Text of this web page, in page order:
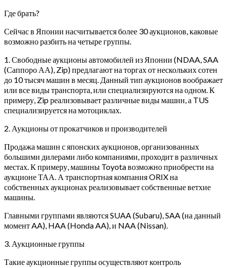
Где брать?
Сейчас в Японии насчитывается более 30 аукционов, каковые
возможно разбить на четыре группы.
1. Свободные аукционы автомобилей из Японии (NDAA, SAA
(Саппоро АА), Zip) предлагают на торгах от нескольких сотен
до 10 тысяч машин в месяц. Данный тип аукционов воображает
или все виды транспорта, или специализируются на одном. К
примеру, Zip реализовывает различные виды машин, а TUS
специализируется на мотоциклах.
2. Аукционы от прокатчиков и производителей
Продажа машин с японских аукционов, организованных
большими дилерами либо компаниями, проходит в различных
местах. К примеру, машины Toyota возможно приобрести на
аукционе ТАА. А транспортная компания ORIX на
собственных аукционах реализовывает собственные ветхие
машины.
Главными группами являются SUAA (Subaru), SAA (на данный
момент AA), HAA (Honda AA), и NAA (Nissan).
3. Аукционные группы
Такие аукционные группы осуществляют контроль